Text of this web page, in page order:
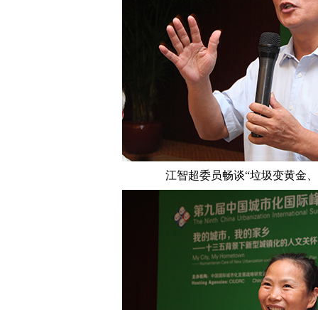
江智超委员畅谈“垃圾变黄金